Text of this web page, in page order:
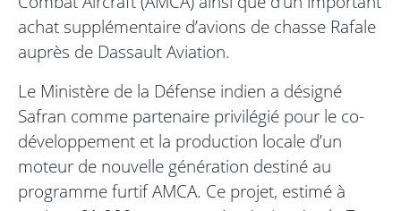
achat supplémentaire d’avions de chasse Rafale
auprès de Dassault Aviation.
Le Ministère de la Défense indien a désigné
Safran comme partenaire privilégié pour le co-
développement et la production locale d’un
moteur de nouvelle génération destiné au
programme furtif AMCA. Ce projet, estimé à